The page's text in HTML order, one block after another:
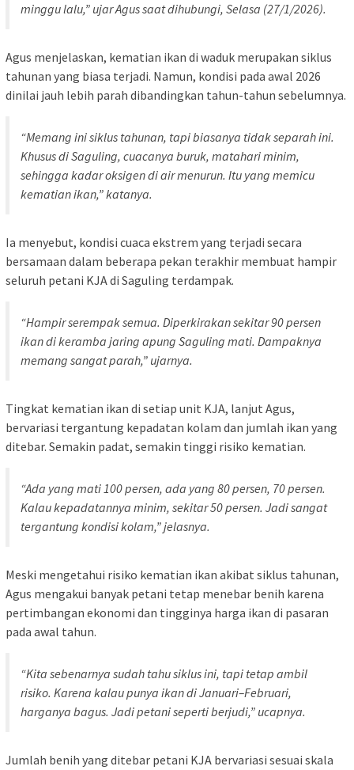
minggu lalu,” ujar Agus saat dihubungi, Selasa (27/1/2026).
Agus menjelaskan, kematian ikan di waduk merupakan siklus
tahunan yang biasa terjadi. Namun, kondisi pada awal 2026
dinilai jauh lebih parah dibandingkan tahun-tahun sebelumnya.
“Memang ini siklus tahunan, tapi biasanya tidak separah ini.
Khusus di Saguling, cuacanya buruk, matahari minim,
sehingga kadar oksigen di air menurun. Itu yang memicu
kematian ikan,” katanya.
Ia menyebut, kondisi cuaca ekstrem yang terjadi secara
bersamaan dalam beberapa pekan terakhir membuat hampir
seluruh petani KJA di Saguling terdampak.
“Hampir serempak semua. Diperkirakan sekitar 90 persen
ikan di keramba jaring apung Saguling mati. Dampaknya
memang sangat parah,” ujarnya.
Tingkat kematian ikan di setiap unit KJA, lanjut Agus,
bervariasi tergantung kepadatan kolam dan jumlah ikan yang
ditebar. Semakin padat, semakin tinggi risiko kematian.
“Ada yang mati 100 persen, ada yang 80 persen, 70 persen.
Kalau kepadatannya minim, sekitar 50 persen. Jadi sangat
tergantung kondisi kolam,” jelasnya.
Meski mengetahui risiko kematian ikan akibat siklus tahunan,
Agus mengakui banyak petani tetap menebar benih karena
pertimbangan ekonomi dan tingginya harga ikan di pasaran
pada awal tahun.
“Kita sebenarnya sudah tahu siklus ini, tapi tetap ambil
risiko. Karena kalau punya ikan di Januari–Februari,
harganya bagus. Jadi petani seperti berjudi,” ucapnya.
Jumlah benih yang ditebar petani KJA bervariasi sesuai skala